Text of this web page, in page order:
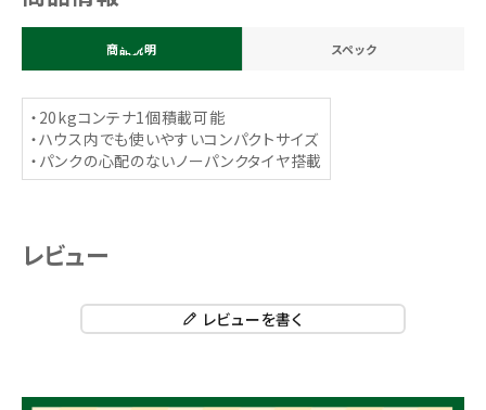
商品説明 スペック
・20kgコンテナ1個積載可能
・ハウス内でも使いやすいコンパクトサイズ
・パンクの心配のないノーパンクタイヤ搭載
レビュー
レビューを書く